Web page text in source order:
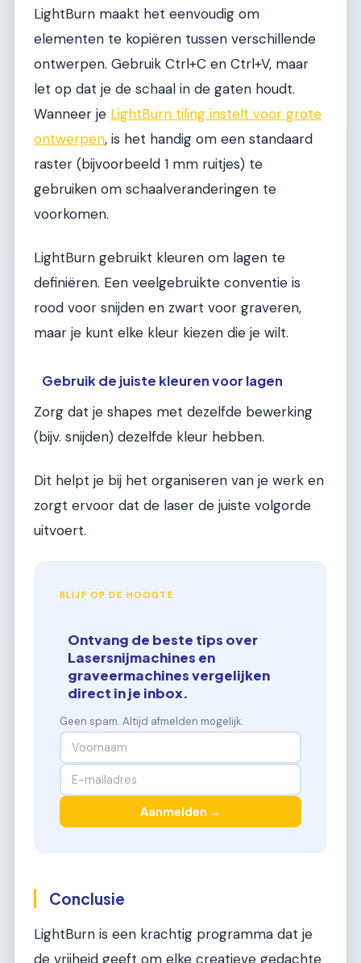
LightBurn maakt het eenvoudig om
elementen te kopiëren tussen verschillende
ontwerpen. Gebruik Ctrl+C en Ctrl+V, maar
let op dat je de schaal in de gaten houdt.
Wanneer je LightBurn tiling instelt voor grote
ontwerpen, is het handig om een standaard
raster (bijvoorbeeld 1 mm ruitjes) te
gebruiken om schaalveranderingen te
voorkomen.
LightBurn gebruikt kleuren om lagen te
definiëren. Een veelgebruikte conventie is
rood voor snijden en zwart voor graveren,
maar je kunt elke kleur kiezen die je wilt.
Gebruik de juiste kleuren voor lagen
Zorg dat je shapes met dezelfde bewerking
(bijv. snijden) dezelfde kleur hebben.
Dit helpt je bij het organiseren van je werk en
zorgt ervoor dat de laser de juiste volgorde
uitvoert.
BLIJF OP DE HOOGTE
Ontvang de beste tips over
Lasersnijmachines en
graveermachines vergelijken
direct in je inbox.
Geen spam. Altijd afmelden mogelijk.
Aanmelden →
Conclusie
LightBurn is een krachtig programma dat je
de vrijheid geeft om elke creatieve gedachte